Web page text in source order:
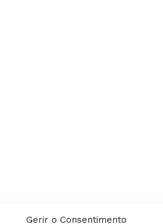
Gerir o Consentimento